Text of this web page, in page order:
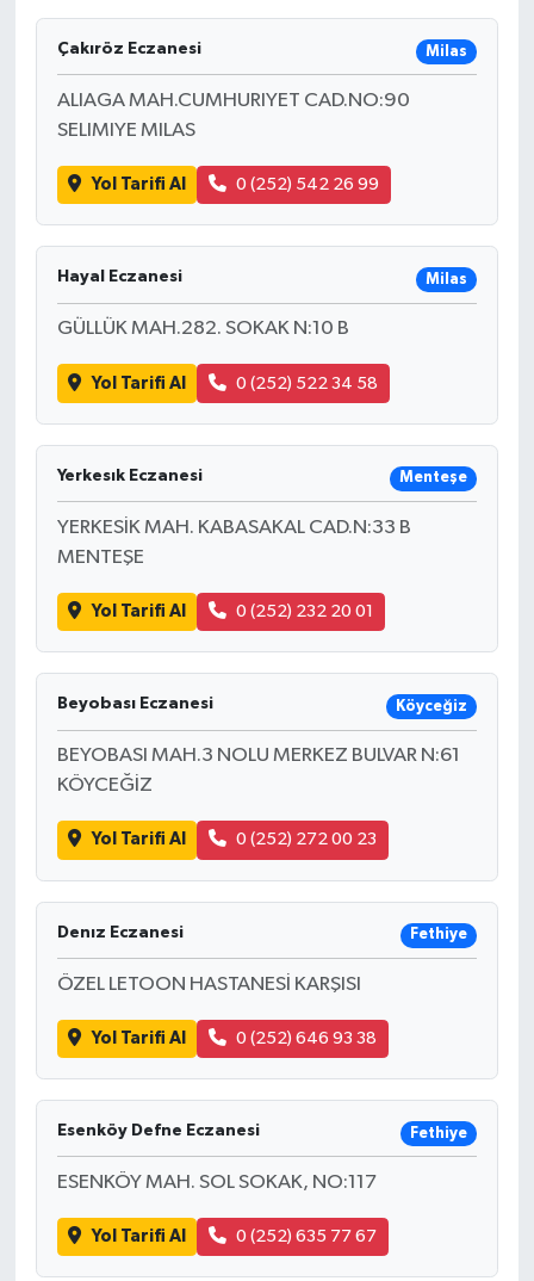
Çakıröz Eczanesi Milas
ALIAGA MAH.CUMHURIYET CAD.NO:90
SELIMIYE MILAS
Yol Tarifi Al 0 (252) 542 26 99
Hayal Eczanesi Milas
GÜLLÜK MAH.282. SOKAK N:10 B
Yol Tarifi Al 0 (252) 522 34 58
Yerkesık Eczanesi Menteşe
YERKESİK MAH. KABASAKAL CAD.N:33 B
MENTEŞE
Yol Tarifi Al 0 (252) 232 20 01
Beyobası Eczanesi Köyceğiz
BEYOBASI MAH.3 NOLU MERKEZ BULVAR N:61
KÖYCEĞİZ
Yol Tarifi Al 0 (252) 272 00 23
Denız Eczanesi Fethiye
ÖZEL LETOON HASTANESİ KARŞISI
Yol Tarifi Al 0 (252) 646 93 38
Esenköy Defne Eczanesi Fethiye
ESENKÖY MAH. SOL SOKAK, NO:117
Yol Tarifi Al 0 (252) 635 77 67